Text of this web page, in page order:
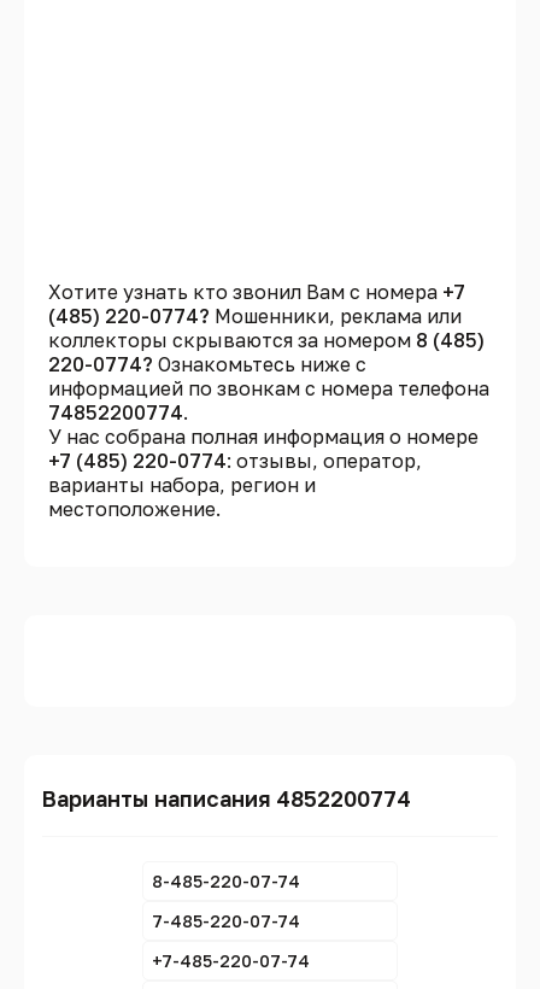
Хотите узнать кто звонил Вам с номера +7
(485) 220-0774? Мошенники, реклама или
коллекторы скрываются за номером 8 (485)
220-0774? Ознакомьтесь ниже с
информацией по звонкам с номера телефона
74852200774.
У нас собрана полная информация о номере
+7 (485) 220-0774: отзывы, оператор,
варианты набора, регион и
местоположение.
Варианты написания 4852200774
8-485-220-07-74
7-485-220-07-74
+7-485-220-07-74